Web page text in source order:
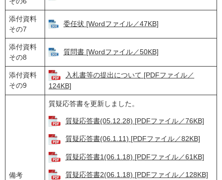
添付資料
その7
委任状 [Wordファイル／47KB]
添付資料
その8
質問書 [Wordファイル／50KB]
添付資料
その9
入札書等の提出について [PDFファイル／
124KB]
備考
質疑応答書を更新しました。
質疑応答書(05.12.28) [PDFファイル／76KB]
質疑応答書(06.1.11) [PDFファイル／82KB]
質疑応答書1(06.1.18) [PDFファイル／61KB]
質疑応答書2(06.1.18) [PDFファイル／128KB]